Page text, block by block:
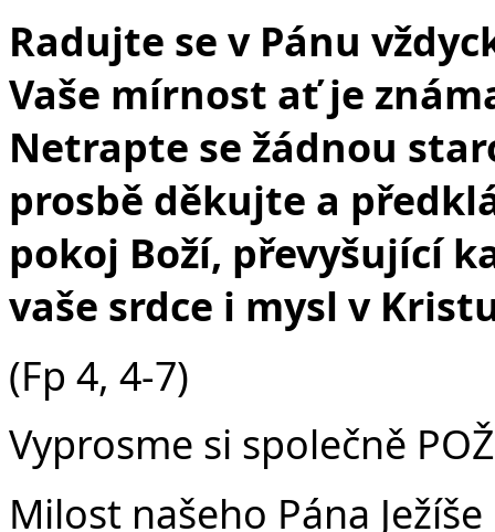
Radujte se v Pánu
Vaše mírnost ať je
Netrapte se žádnou
prosbě děkujte a
pokoj Boží, převyšující
vaše srdce i mysl v
(Fp 4, 4-7)
Vyprosme si společně
Milost našeho Pána